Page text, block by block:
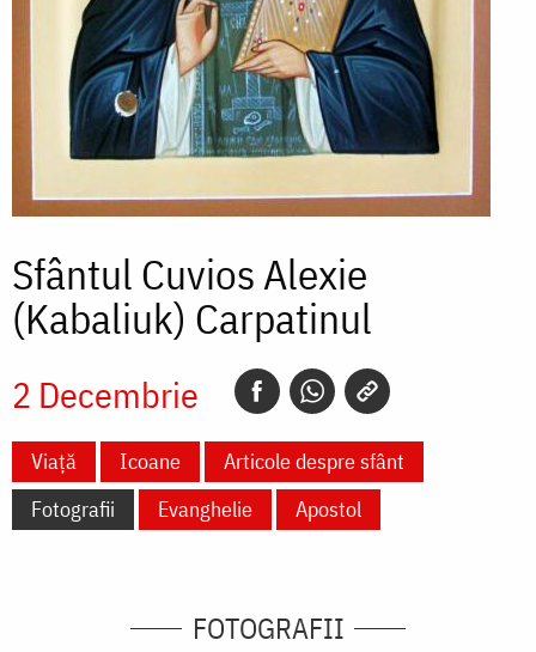
Sfântul Cuvios Alexie
(Kabaliuk) Carpatinul
2 Decembrie
Viață Icoane
Articole despre sfânt
Fotografii
Evanghelie Apostol
FOTOGRAFII